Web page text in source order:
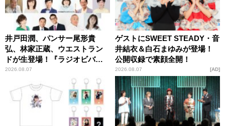
井戸田潤、パンサー尾形貴
弘、林家正蔵、ウエストラン
ドが生登場！『ラジオビバリ
ー昼ズ』
2026.08.07
ゲストにSWEET STEADY・音
井結衣＆白石まゆみが登場！
公開収録で素顔全開！
2026.08.07 AD